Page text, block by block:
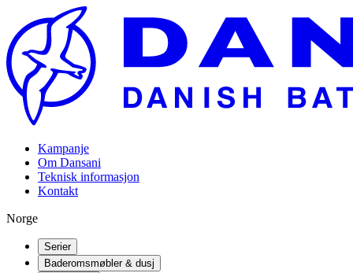
Kampanje
Om Dansani
Teknisk informasjon
Kontakt
Norge
Serier
Baderomsmøbler & dusj